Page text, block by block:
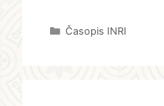
Rubriky
Časopis INRI